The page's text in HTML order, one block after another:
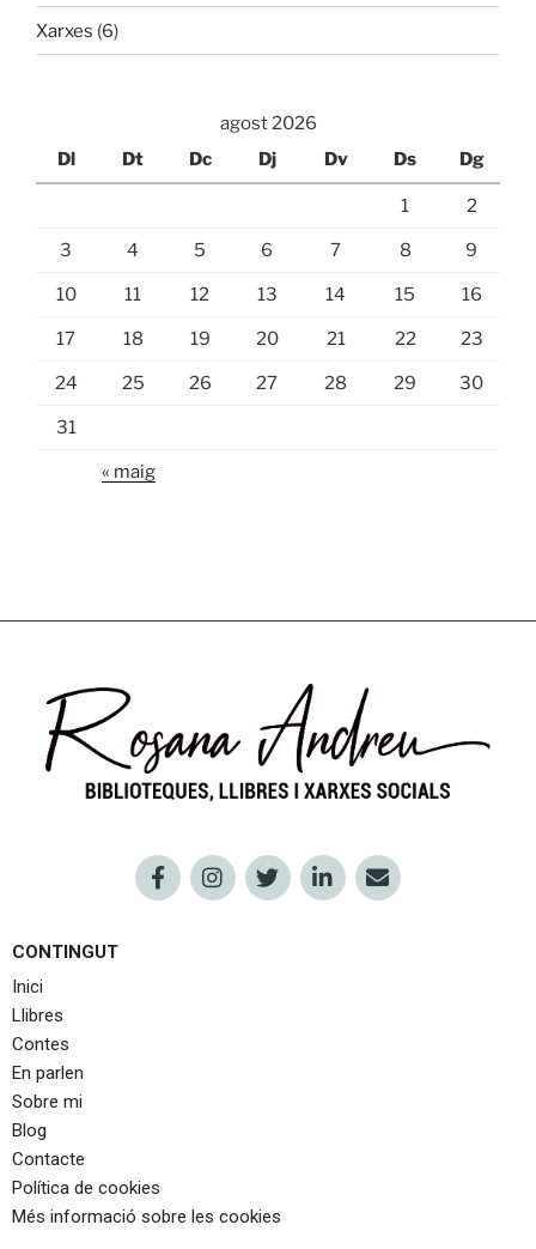
Xarxes (6)
agost 2026
Dl
Dt Dc Dj Dv Ds Dg
1 2
3 4 5 6 7 8 9
10 11 12 13 14 15 16
17 18 19 20 21 22 23
24 25 26 27 28 29 30
31
« maig
CONTINGUT
Inici
Llibres
Contes
En parlen
Sobre mi
Blog
Contacte
Política de cookies
Més informació sobre les cookies